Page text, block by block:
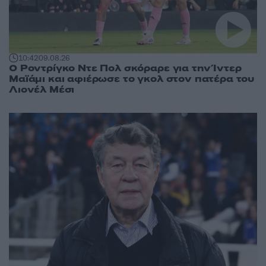
10:4209.08.26
Ο Ροντρίγκο Ντε Πολ σκόραρε για την Ίντερ
Μαϊάμι και αφιέρωσε το γκολ στον πατέρα του
Λιονέλ Μέσι